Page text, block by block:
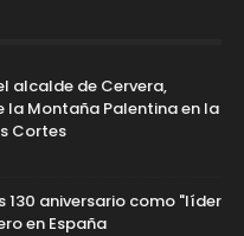
alcalde de Cervera,
la Montaña Palentina en la
Cortes
130 aniversario como "líder
en España